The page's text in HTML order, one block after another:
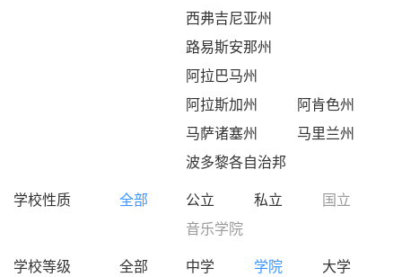
西弗吉尼亚州
路易斯安那州
阿拉巴马州
阿拉斯加州
阿肯色州
马萨诸塞州
马里兰州
波多黎各自治邦
学校性质
全部 公立 私立
国立
音乐学院
学校等级
全部 中学 学院
大学